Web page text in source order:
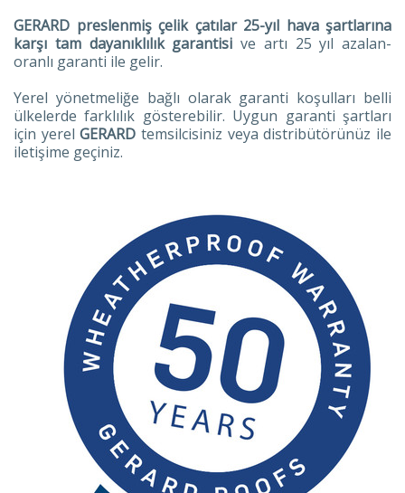
GERARD preslenmiş çelik çatılar 25-yıl hava şartlarına
karşı tam dayanıklılık garantisi ve artı 25 yıl azalan-
oranlı garanti ile gelir.
Yerel yönetmeliğe bağlı olarak garanti koşulları belli
ülkelerde farklılık gösterebilir. Uygun garanti şartları
için yerelGERARD temsilcisiniz veya distribütörünüz ile
iletişime geçiniz.